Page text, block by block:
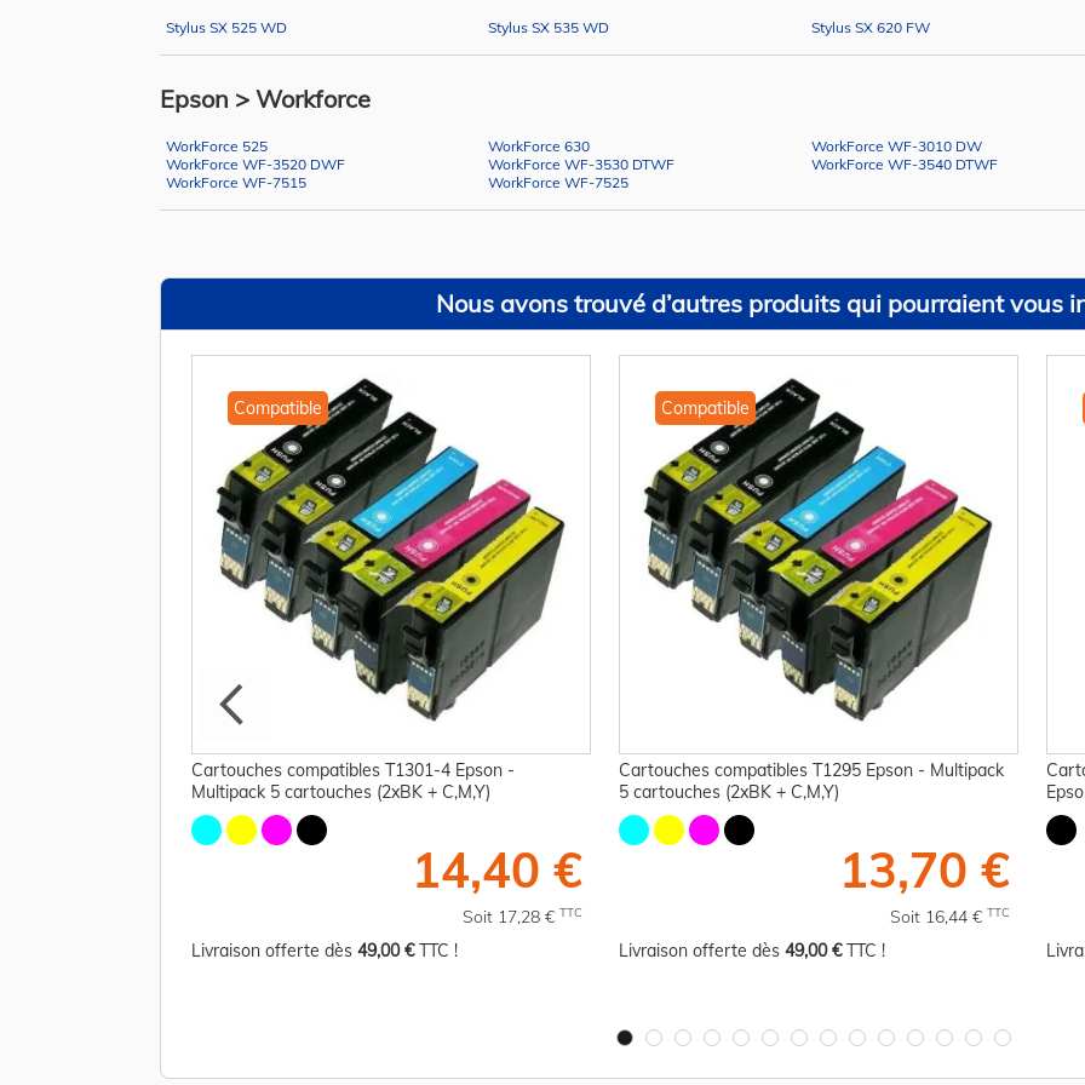
Stylus SX 525 WD Stylus SX 535 WD Stylus SX 620 FW
Epson > Workforce
WorkForce 525 WorkForce 630
WorkForce WF-3010 DW
WorkForce WF-3520 DWF
WorkForce WF-3530 DTWF
WorkForce WF-3540 DTWF
WorkForce WF-7515
WorkForce WF-7525
Nous avons trouvé d’autres produits qui pourraient vous
Compatible
Cartouches compatibles T1301-4 Epson -
Multipack 5 cartouches (2xBK + C,M,Y)
14,40 €
Soit 17,28 € TTC
Livraison offerte dès 49,00 €TTC !
Compatible
Cartouches compatibles T1295 Epson - Multipack
5 cartouches (2xBK + C,M,Y)
13,70 €
Soit 16,44 € TTC
Livraison offerte dès 49,00 €TTC !